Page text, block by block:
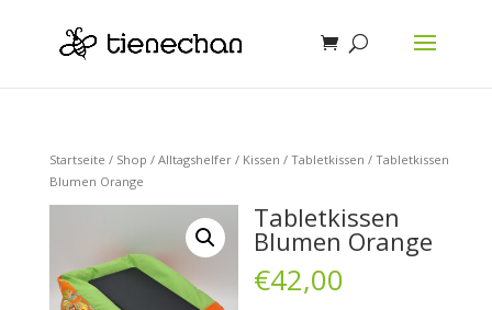
Startseite / Shop / Alltagshelfer/ Kissen / Tabletkissen / Tabletkissen
Blumen Orange
Tabletkissen
Blumen Orange
€42,00